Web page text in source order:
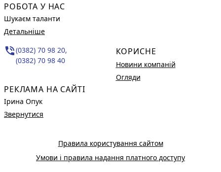
РОБОТА У НАС
Шукаєм таланти
Детальніше
phone_in_talk(0382) 70 98 20,
(0382) 70 98 40
РЕКЛАМА НА САЙТІ
Ірина Опук
Звернутися
КОРИСНЕ
Новини компаній
Огляди
Правила користування сайтом
Умови і правила надання платного доступу